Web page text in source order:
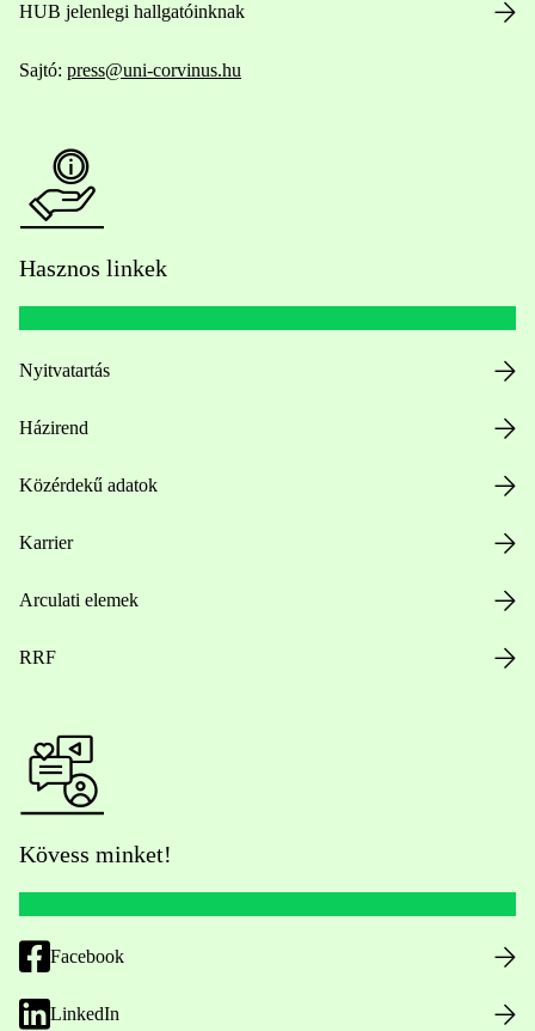
HUB jelenlegi hallgatóinknak
Sajtó: press@uni-corvinus.hu
Hasznos linkek
Nyitvatartás
Házirend
Közérdekű adatok
Karrier
Arculati elemek
RRF
Kövess minket!
Facebook
LinkedIn